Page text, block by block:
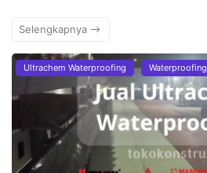
Selengkapnya
Ultrachem Waterproofing Waterproofing